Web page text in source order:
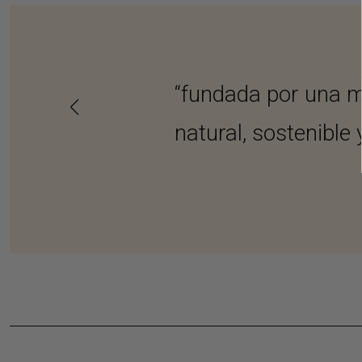
“fundada por una
natural, sostenible